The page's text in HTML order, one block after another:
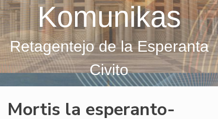
Komunikas
Retagentejo de la Esperanta
Civito
Mortis la esperanto-